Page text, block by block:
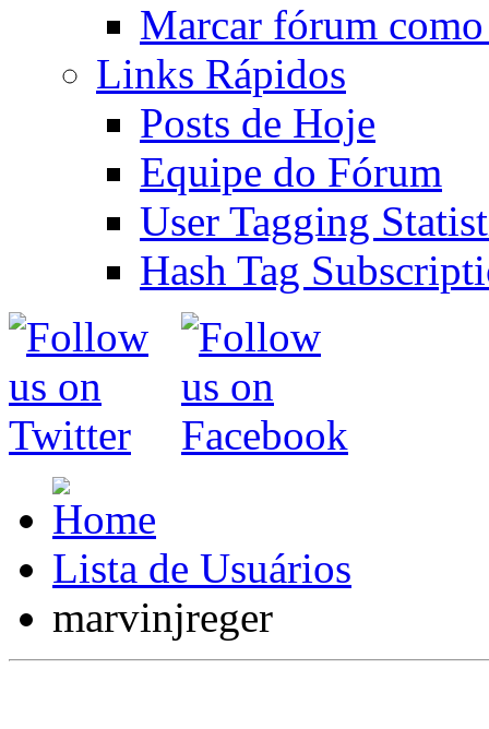
Marcar fórum
Links Rápidos
Posts de Hoje
Equipe do Fórum
User Tagging
Hash Tag
Lista de Usuários
marvinjreger